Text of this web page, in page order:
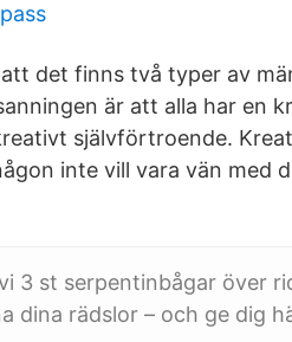
det finns två typer av
är att alla har en
självförtroende.
inte vill vara vän med
3 st serpentinbågar över
dina rädslor – och ge dig